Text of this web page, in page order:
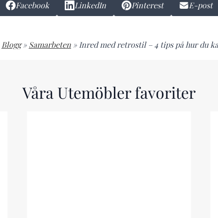
Facebook LinkedIn Pinterest E-post
Blogg » Samarbeten » Inred med retrostil – 4 tips på hur du
Våra Utemöbler favoriter